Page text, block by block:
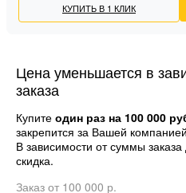
КУПИТЬ В 1 КЛИК
Цена уменьшается в
заказа
Купите один раз на 100 000
закрепится за Вашей
В зависимости от суммы
скидка.
Заказ от 100 000 р.